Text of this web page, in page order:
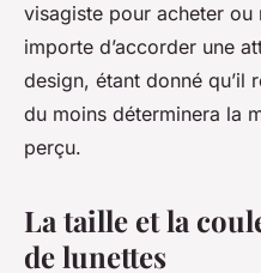
visagiste pour acheter ou
importe d’accorder une
design, étant donné qu’il
du moins déterminera la
perçu.
La taille et la
de lunettes